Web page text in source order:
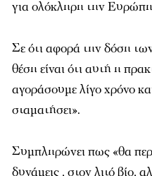
για ολόκληρη την
Σε ότι αφορά την δόση
θέση είναι ότι αυτή η
αγοράσουμε λίγο χρόνο
σταματήσει».
Συμπληρώνει πως «θα
δυνάμεις , στον λιτό βίο,